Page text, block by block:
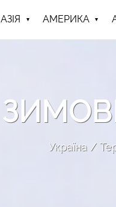
АЗІЯ АМЕРИКА
Україна